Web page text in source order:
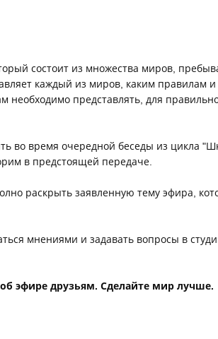
состоит из множества миров,
каждый из миров, каким правилам
необходимо представлять, для
во время очередной беседы из цикла
в предстоящей передаче.
раскрыть заявленную тему эфира,
мнениями и задавать вопросы в
эфире друзьям. Сделайте мир лучше.